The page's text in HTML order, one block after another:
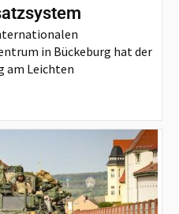
in Bückeburg hat der
am Leichten